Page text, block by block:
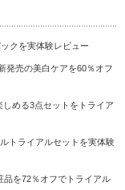
クを実体験レビュー
発売の美白ケアを60％オフ
しめる3点セットをトライア
トライアルセットを実体験
を72％オフでトライアル